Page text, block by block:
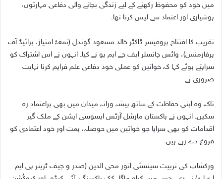
میں خود کو محفوظ رکھنے کے لیے زندگی بچانے والی دفاعی مہارتوں،
ہوشیاری اور اعتماد سے لیس کرنا تھا۔
تقریب کا افتتاح پروفیسر ڈاکٹر خالد مسعود گوندل (تمغۂ امتیاز، پرائیڈ آف
پرفارمنس)، وائس چانسلر ایف جے ایم یو نے کیا۔ انہوں نے اس اشتراک کو
سراہتے ہوئے کہا کہ خواتین کو عملی خود دفاعی علم فراہم کرنا نہایت
ضروری ہے
تاکہ وہ اپنی حفاظت کے ساتھ پیشہ ورانہ میدان میں بھی پراعتماد رہ
سکیں۔ انہوں نے پاکستان مارشل آرٹس ایسوسی ایشن کے ملک گیر
اقدامات کو بھی سراہا جو خواتین میں حوصلہ، ہمت اور خود اعتمادی کو
فروغ دے رہے ہیں۔
ورکشاپ کی تربیت سینسئی انور محی الدین (صدر و چیف ٹرینر پی ایم